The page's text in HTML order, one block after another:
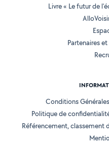
Livre « Le futur de
Partenaires
Conditions
Politique de
Référencement, classement